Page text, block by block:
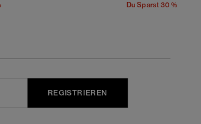
Du Sparst 30 %
REGISTRIEREN